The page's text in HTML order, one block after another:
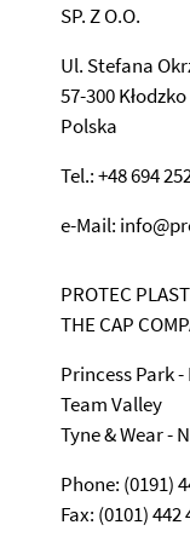
SP. Z O.O.
Ul. Stefana
57-300 Kłodzko
Polska
Tel.: +48 694
e-Mail:
PROTEC
THE CAP
Princess Park
Team Valley
Tyne & Wear -
Phone: (0191)
Fax: (0101) 442